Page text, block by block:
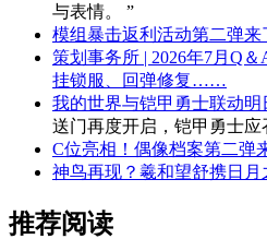
与表情。 ”
模组暴击返利活动第二弹来
策划事务所 | 2026年7月Q
挂锁服、回弹修复……
我的世界与铠甲勇士联动明
送门再度开启，铠甲勇士应
C位亮相！偶像档案第二弹
神鸟再现？羲和望舒携日月
推荐阅读